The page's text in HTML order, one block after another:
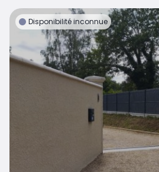
Disponibilité inconnue